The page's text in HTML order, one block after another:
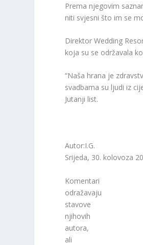
Prema njegovim
niti svjesni što im se
Direktor Wedding
koja su se održavala
“Naša hrana je
svadbama su ljudi iz
Jutanji list.
Autor:I.G.
Srijeda, 30. kolovoza
Komentari
odražavaju
stavove
njihovih
autora,
ali